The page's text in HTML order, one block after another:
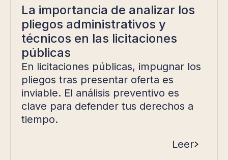
La importancia de analizar los
pliegos administrativos y
técnicos en las licitaciones
públicas
En licitaciones públicas, impugnar los
pliegos tras presentar oferta es
inviable. El análisis preventivo es
clave para defender tus derechos a
tiempo.
Leer